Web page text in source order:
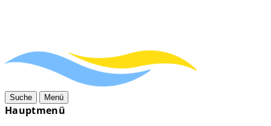
Suche Menü
Hauptmenü